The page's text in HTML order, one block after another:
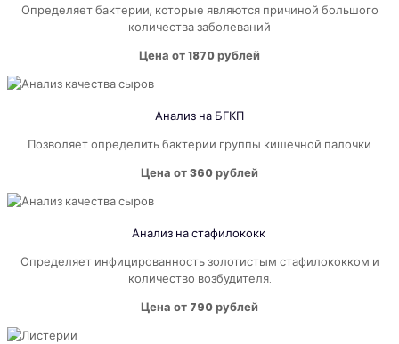
Определяет бактерии, которые являются причиной большого
количества заболеваний
Цена от 1870 рублей
Анализ на БГКП
Позволяет определить бактерии группы кишечной палочки
Цена от 360 рублей
Анализ настафилококк
Определяет инфицированность золотистым стафилококком и
количество возбудителя.
Цена от 790 рублей